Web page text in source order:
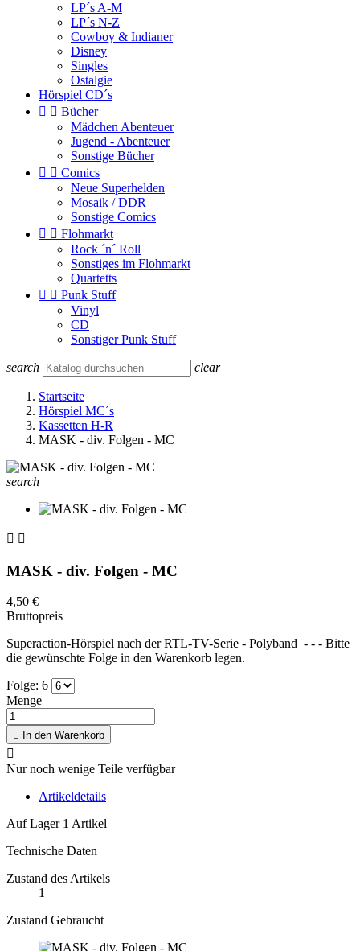
LP´s A-M
LP´s N-Z
Cowboy & Indianer
Disney
Singles
Ostalgie
Hörspiel CD´s
  Bücher
Mädchen Abenteuer
Jugend - Abenteuer
Sonstige Bücher
  Comics
Neue Superhelden
Mosaik / DDR
Sonstige Comics
  Flohmarkt
Rock ´n´ Roll
Sonstiges im Flohmarkt
Quartetts
  Punk Stuff
Vinyl
CD
Sonstiger Punk Stuff
search clear
Startseite
Hörspiel MC´s
Kassetten H-R
MASK - div. Folgen - MC
search
 
MASK - div. Folgen - MC
4,50 €
Bruttopreis
Superaction-Hörspiel nach der RTL-TV-Serie - Polyband - - - Bitte
die gewünschte Folge in den Warenkorb legen.
Folge: 6
Menge
 In den Warenkorb

Nur noch wenige Teile verfügbar
Artikeldetails
Auf Lager 1 Artikel
Technische Daten
Zustand des Artikels
1
Zustand Gebraucht